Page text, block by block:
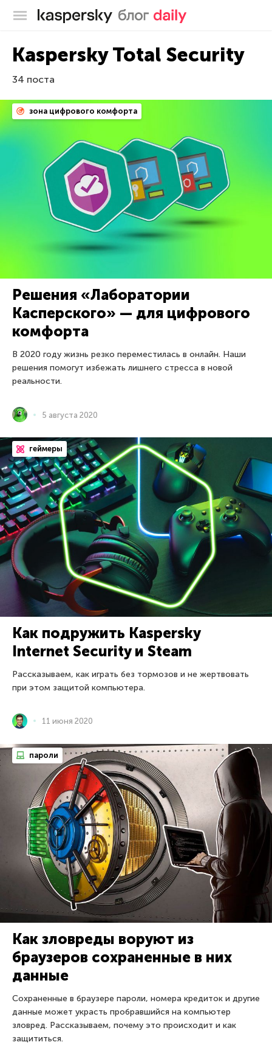
Блог Касперского
Kaspersky Total Security
34 поста
зона цифрового комфорта
Решения «Лаборатории
Касперского» — для цифрового
комфорта
В 2020 году жизнь резко переместилась в онлайн. Наши
решения помогут избежать лишнего стресса в новой
реальности.
5 августа 2020
геймеры
Как подружить Kaspersky
Internet Security и Steam
Рассказываем, как играть без тормозов и не жертвовать
при этом защитой компьютера.
11 июня 2020
пароли
Как зловреды воруют из
браузеров сохраненные в них
данные
Сохраненные в браузере пароли, номера кредиток и другие
данные может украсть пробравшийся на компьютер
зловред. Рассказываем, почему это происходит и как
защититься.